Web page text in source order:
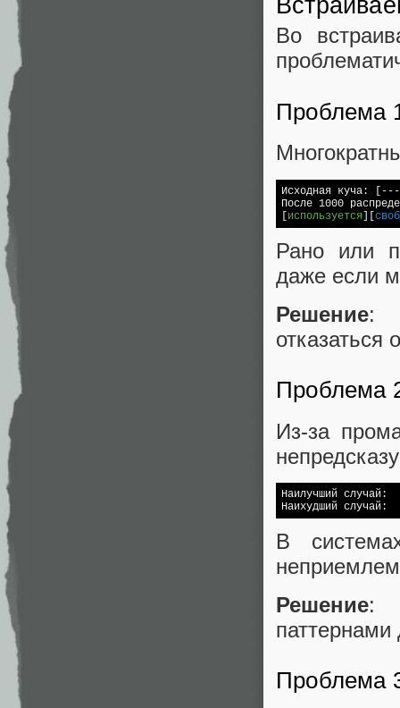
Во
Проблема
Исходная куча:
После 1000
[используется][
Рано или
даже если
Решение:
отказаться
Проблема
Из-за
Наилучший случай:
Наихудший случай:
В
Решение:
паттернами
Проблема